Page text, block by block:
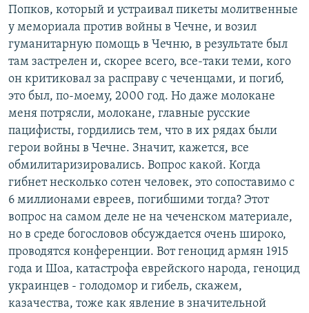
Попков, который и устраивал пикеты молитвенные
у мемориала против войны в Чечне, и возил
гуманитарную помощь в Чечню, в результате был
там застрелен и, скорее всего, все-таки теми, кого
он критиковал за расправу с чеченцами, и погиб,
это был, по-моему, 2000 год. Но даже молокане
меня потрясли, молокане, главные русские
пацифисты, гордились тем, что в их рядах были
герои войны в Чечне. Значит, кажется, все
обмилитаризировались. Вопрос какой. Когда
гибнет несколько сотен человек, это сопоставимо с
6 миллионами евреев, погибшими тогда? Этот
вопрос на самом деле не на чеченском материале,
но в среде богословов обсуждается очень широко,
проводятся конференции. Вот геноцид армян 1915
года и Шоа, катастрофа еврейского народа, геноцид
украинцев - голодомор и гибель, скажем,
казачества, тоже как явление в значительной